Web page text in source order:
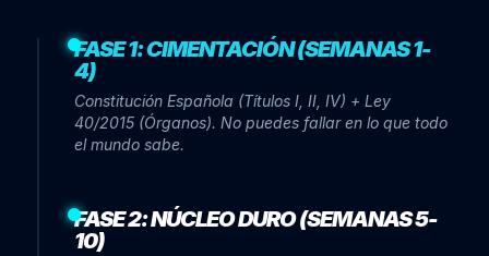
FASE 1: CIMENTACIÓN (SEMANAS 1-
4)
Constitución Española (Títulos I, II, IV) + Ley
40/2015 (Órganos). No puedes fallar en lo que todo
el mundo sabe.
FASE 2: NÚCLEO DURO (SEMANAS 5-
10)